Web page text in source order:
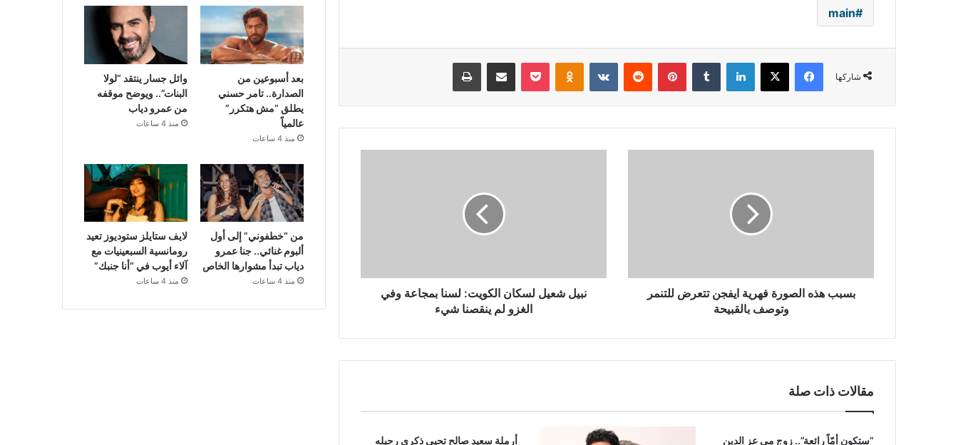
main
شاركها
فيسبوك ‫X لينكدإن بينتيريست Odnoklassniki
‫Pocket مشاركة عبر البريد طباعة
بالقبيحة
بسبب هذه الصورة فهرية ايفجن تتعرض للتنمر
وتوصف بالقبيحة
لم
ينقصنانبيل شعيل لسكان الكويت: لسنا بمجاعة وفي
الغزو لم ينقصنا شيء
مقالات ذات صلة
“ستكون أمّاً رائعة”.. زوج مي عز الدين أرملة سعيد صالح تحيي ذكرى رحيله
بعد أسبوعين من
الصدارة.. تامر حسني
يطلق “مش هتكرر”
عالمياً
منذ 4 ساعات
وائل جسار ينتقد “لولا
البنات”.. ويوضح موقفه
من عمرو دياب
منذ 4 ساعات
من “خطفوني” إلى أول
ألبوم غنائي.. جنا عمرو
دياب تبدأ مشوارها الخاص
منذ 4 ساعات
لايف ستايلز ستوديوز تعيد
رومانسية السبعينيات مع
آلاء أيوب في “أنا جنبك”
منذ 4 ساعات